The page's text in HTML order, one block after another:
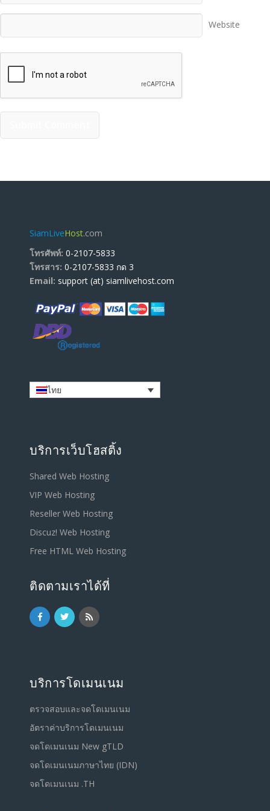
Website
SiamLiveHost.com
โทรศัพท์: 0-2107-5833
โทรสาร: 0-2107-5833 กด 3
Email: support (at) siamlivehost.com
ไทย
บริการเว็บโฮสติ้ง
Shared Web Hosting
VIP Web Hosting
Reseller Web Hosting
Discuz! Web Hosting
Free HTML Web Hosting
ติดตามเราได้ที่
บริการโดเมนเนม
ตรวจสอบและจดโดเมนเนม
อัตราค่าบริการโดเมนเนม
จดโดเมนเนม New gTLD
จดโดเมนเนมภาษาไทย (IDN)
จดโดเมนเนม .TH